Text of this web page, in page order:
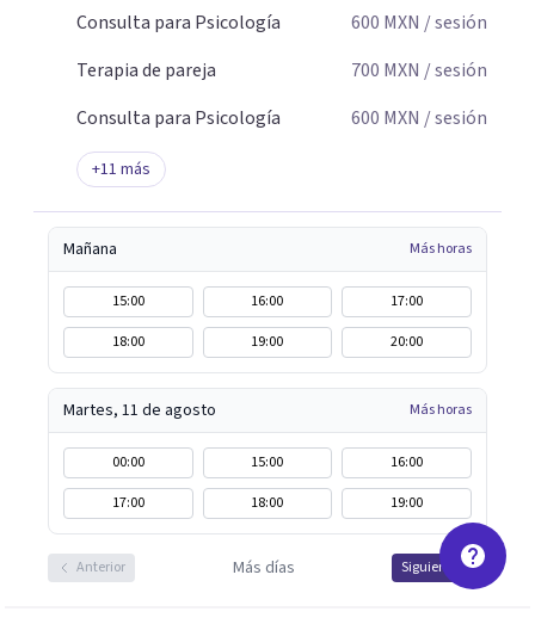
Consulta para Psicología
600 MXN / sesión
Terapia de pareja
700 MXN / sesión
Consulta para Psicología
600 MXN / sesión
+11 más
Mañana Más horas
15:00 16:00
17:00
18:00
19:00 20:00
Martes, 11 de agosto Más horas
00:00 15:00
16:00
17:00
18:00 19:00
Anterior Más días Siguiente